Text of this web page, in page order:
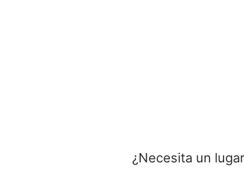
¿Necesita un